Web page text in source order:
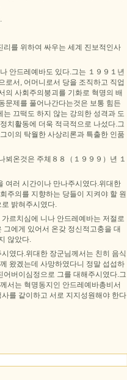
를 위하여 싸우는 세계 진보적인사
안드레예바도 있다.그는 １９９１년
로서, 어머니로서 당을 조직하고 직업
의 사회주의붕괴를 기화로 혁명의 배
문제를 풀어나간다는것은 보통 힘든
끄떡도 하지 않는 강의한 성격과 도
치활동에 더욱 적극적으로 나섰다.그
이의 탁월한 사상리론과 특출한 인품
뵈온것은 주체８８（１９９９）년 １
여러 시간이나 만나주시였다.위대한
주의를 지향하는 당들이 지켜야 할 원
밝혀주시였다.
르치심에 니나 안드레예바는 저절로
에게 있어서 온갖 정신적고충을 대
않았다.
였다.위대한 장군님께서는 친히 음식
왔겠는데 사망하였다니 정말 섭섭하
버이심정으로 그를 대해주시였다.그
서는 혁명동지인 안드레예바총비서
를 같이하고 서로 지지성원해야 한다